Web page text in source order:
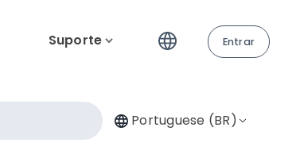
Suporte Entrar
Portuguese (BR)